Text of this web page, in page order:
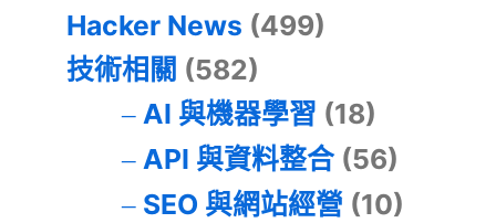
Hacker News (499)
技術相關 (582)
AI 與機器學習 (18)
API 與資料整合(56)
SEO 與網站經營 (10)